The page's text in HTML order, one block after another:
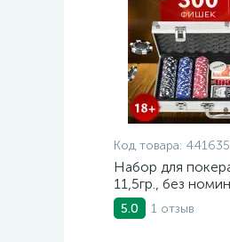
Код товара: 441635
Набор для
11,5гр., без
300)
5.0 1 отзыв